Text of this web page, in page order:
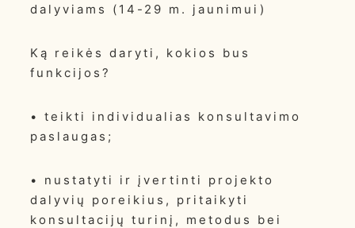
dalyviams (14-29 m. jaunimui)
Ką reikės daryti, kokios bus
funkcijos?
• teikti individualias konsultavimo
paslaugas;
• nustatyti ir įvertinti projekto
dalyvių poreikius, pritaikyti
konsultacijų turinį, metodus bei